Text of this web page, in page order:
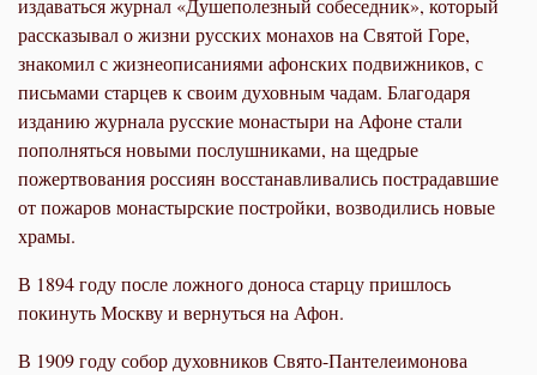
издаваться журнал «Душеполезный собеседник», который
рассказывал о жизни русских монахов на Святой Горе,
знакомил с жизнеописаниями афонских подвижников, с
письмами старцев к своим духовным чадам. Благодаря
изданию журнала русские монастыри на Афоне стали
пополняться новыми послушниками, на щедрые
пожертвования россиян восстанавливались пострадавшие
от пожаров монастырские постройки, возводились новые
храмы.
В 1894 году после ложного доноса старцу пришлось
покинуть Москву и вернуться на Афон.
В 1909 году собор духовников Свято-Пантелеимонова